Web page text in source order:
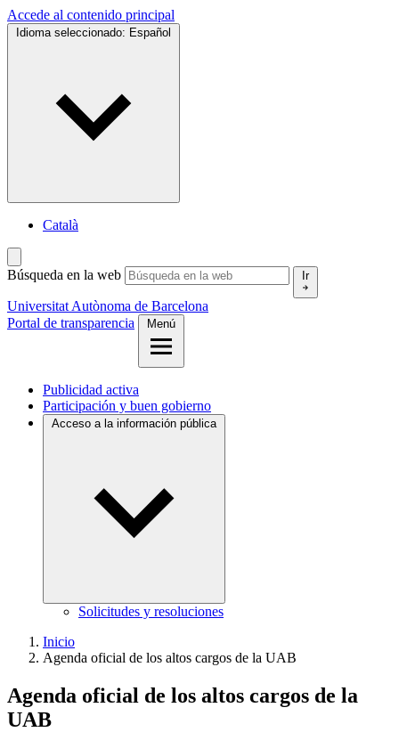
Accede al contenido principal
Idioma seleccionado: Español
Català
Búsqueda en la web Ir
Universitat Autònoma de Barcelona
Portal de transparencia
Menú
Publicidad activa
Participación y buen gobierno
Acceso a la información pública
Solicitudes y resoluciones
Inicio
Agenda oficial de los altos cargos de la UAB
Agenda oficial de los altos cargos de la
UAB